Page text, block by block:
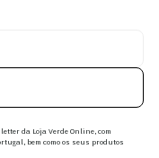
da Loja Verde Online, com
bem como os seus produtos